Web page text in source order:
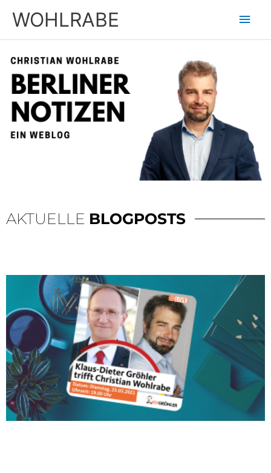
InhaltWOHLRABE
AKTUELLE BLOGPOSTS